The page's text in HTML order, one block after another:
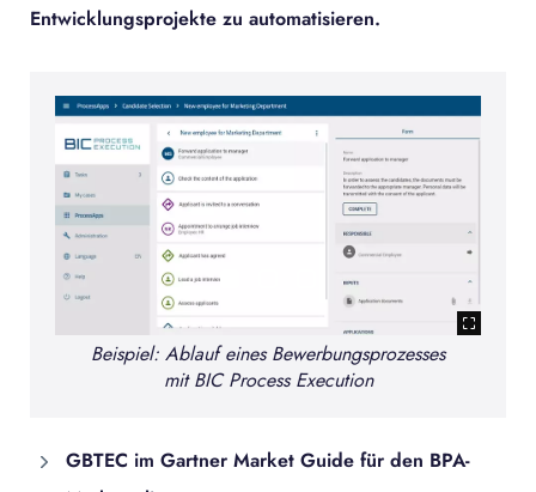
Entwicklungsprojekte zu automatisieren.
Beispiel: Ablauf eines Bewerbungsprozesses
mit BIC Process Execution
GBTEC im Gartner Market Guide für den BPA-